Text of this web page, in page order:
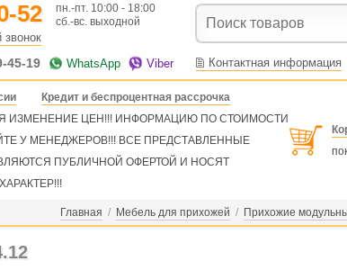
52
звонок
пн.-пт. 10:00 - 18:00
сб.-вс. выходной
45-19 WhatsApp Viber Контактная информация
Кредит и беспроцентная рассрочка
ИЗМЕНЕНИЕ ЦЕН!!! ИНФОРМАЦИЮ ПО СТОИМОСТИ
У МЕНЕДЖЕРОВ!!! ВСЕ ПРЕДСТАВЛЕННЫЕ
ПУБЛИЧНОЙ ОФЕРТОЙ И НОСЯТ
Главная / Мебель для прихожей / Прихожие